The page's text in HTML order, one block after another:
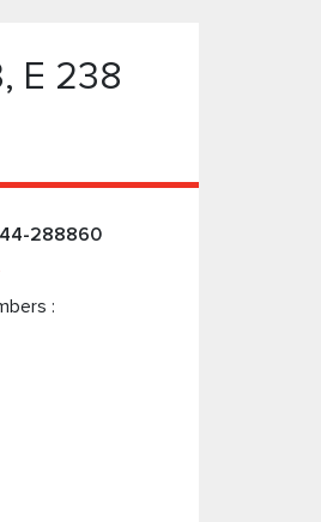
E 238
44-288860
: